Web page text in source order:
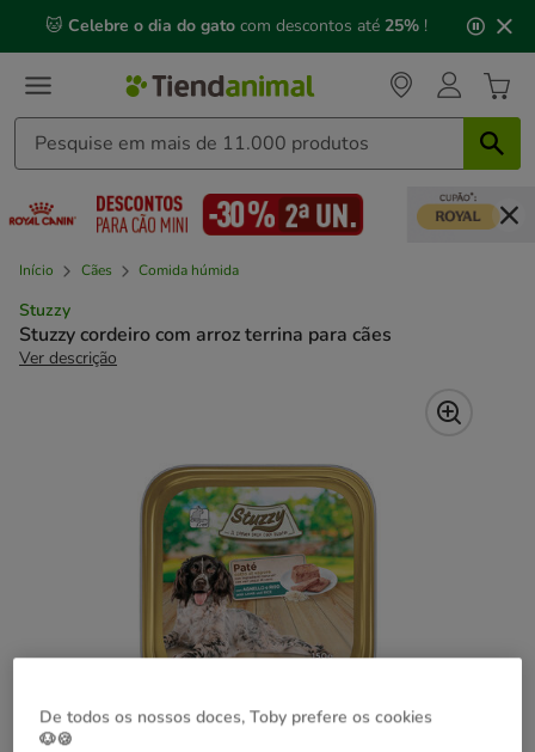
mensagem,
🐱 Celebre o dia do gato com descontos até 25% !
Início Cães Comida húmida
Stuzzy
Stuzzy cordeiro com arroz terrina para cães
Ver descrição
De todos os nossos doces, Toby prefere os cookies
🐶🍪